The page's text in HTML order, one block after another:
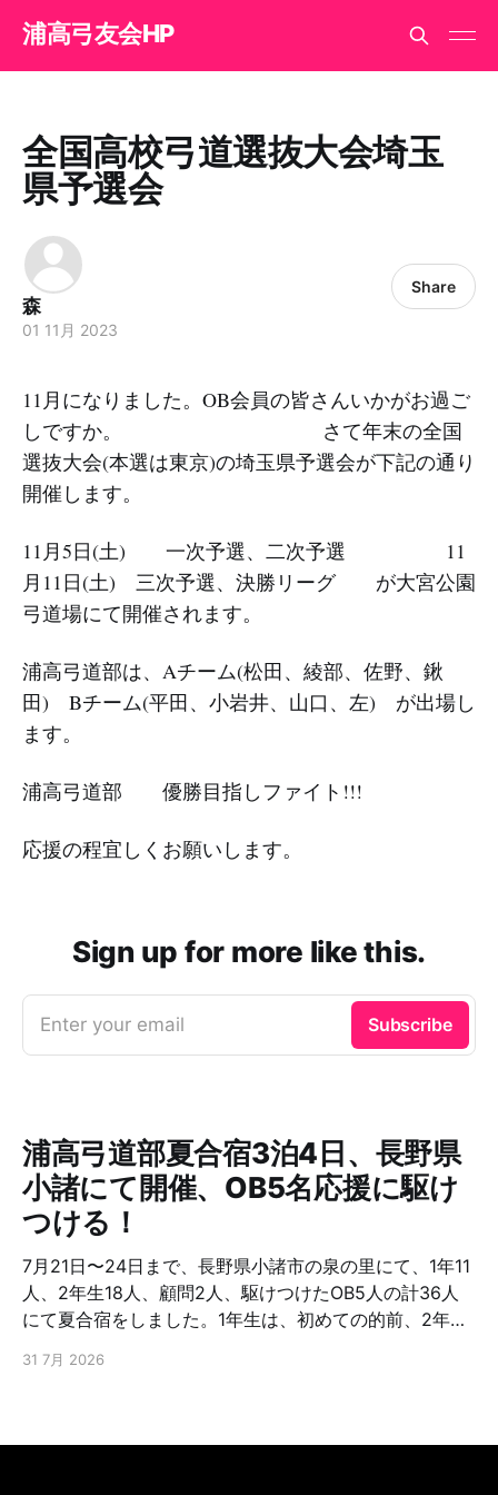
浦高弓友会HP
全国高校弓道選抜大会埼玉
県予選会
森
01 11月 2023
Share
11月になりました。OB会員の皆さんいかがお過ご
しですか。 さて年末の全国
選抜大会(本選は東京)の埼玉県予選会が下記の通り
開催します。
11月5日(土) 一次予選、二次予選 11
月11日(土) 三次予選、決勝リーグ が大宮公園
弓道場にて開催されます。
浦高弓道部は、Aチーム(松田、綾部、佐野、鍬
田) Bチーム(平田、小岩井、山口、左) が出場し
ます。
浦高弓道部 優勝目指しファイト!!!
応援の程宜しくお願いします。
Sign up for more like this.
Enter your email Subscribe
浦高弓道部夏合宿3泊4日、長野県
小諸にて開催、OB5名応援に駆け
つける！
7月21日〜24日まで、長野県小諸市の泉の里にて、1年11
人、2年生18人、顧問2人、駆けつけたOB5人の計36人
にて夏合宿をしました。1年生は、初めての的前、2年生
れ、またOB含めたトーナメントをしたりと交流を深めた
31 7月 2026